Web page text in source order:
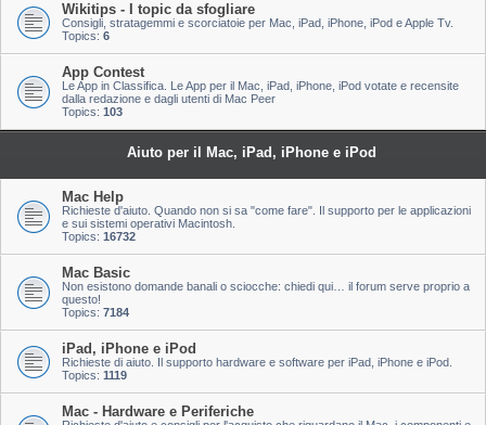
Wikitips - I topic da sfogliare
Consigli, stratagemmi e scorciatoie per Mac, iPad, iPhone, iPod e Apple Tv.
Topics: 6
App Contest
Le App in Classifica. Le App per il Mac, iPad, iPhone, iPod votate e recensite
dalla redazione e dagli utenti di Mac Peer
Topics: 103
Aiuto per il Mac, iPad, iPhone e iPod
Mac Help
Richieste d'aiuto. Quando non si sa "come fare". Il supporto per le applicazioni
e sui sistemi operativi Macintosh.
Topics: 16732
Mac Basic
Non esistono domande banali o sciocche: chiedi qui… il forum serve proprio a
questo!
Topics: 7184
iPad, iPhone e iPod
Richieste di aiuto. Il supporto hardware e software per iPad, iPhone e iPod.
Topics: 1119
Mac - Hardware e Periferiche